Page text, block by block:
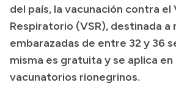
Compras y licitaciones
Consulta de expedientes
Consulta de pago a proveedores
Convocatorias
Intranet
del país, la vacunación contra el
Respiratorio (VSR), destinada a
embarazadas de entre 32 y 36
misma es gratuita y se aplica
vacunatorios rionegrinos.